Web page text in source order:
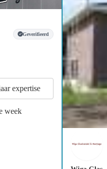
Geverifieerd
expertise
week